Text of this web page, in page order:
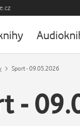
Sport - 09.05.2026
-